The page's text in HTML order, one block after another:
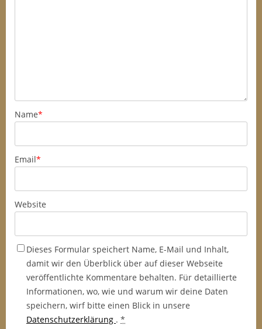
Name*
Email*
Website
Dieses Formular speichert Name, E-Mail und Inhalt,
damit wir den Überblick über auf dieser Webseite
veröffentlichte Kommentare behalten. Für detaillierte
Informationen, wo, wie und warum wir deine Daten
speichern, wirf bitte einen Blick in unsere
Datenschutzerklärung . *